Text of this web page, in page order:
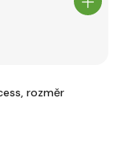
rozměr